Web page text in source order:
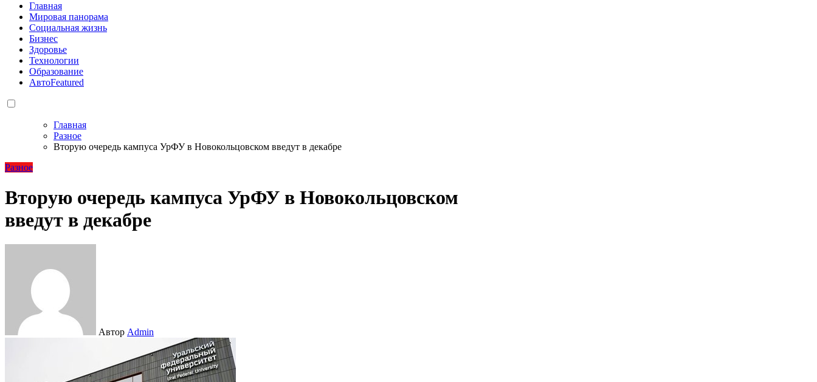
Главная
Мировая панорама
Социальная жизнь
Бизнес
Здоровье
Технологии
Образование
АвтоFeatured
Главная
Разное
Вторую очередь кампуса УрФУ в Новокольцовском введут в декабре
Разное
Вторую очередь кампуса УрФУ в Новокольцовском
введут в декабре
Автор Admin